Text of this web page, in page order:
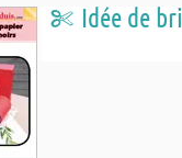
Idée de